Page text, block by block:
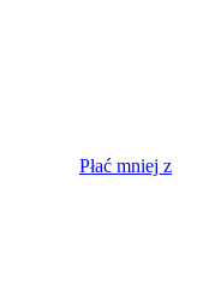
Płać mniej z